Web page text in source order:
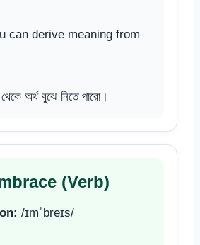
can derive meaning from
অর্থ বুঝে নিতে পারো।
(Verb)
/ɪmˈbreɪs/